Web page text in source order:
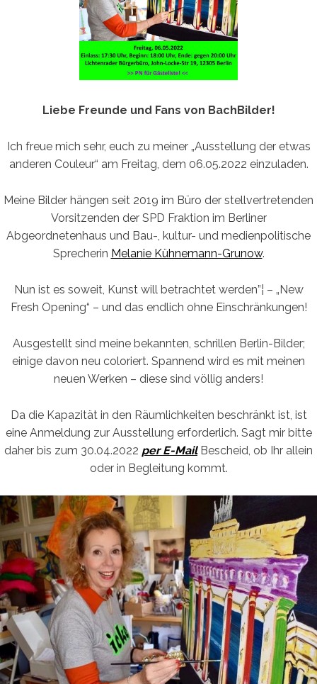
Liebe Freunde und Fans von BachBilder!
Ich freue mich sehr, euch zu meiner „Ausstellung der etwas
anderen Couleur“ am Freitag, dem 06.05.2022 einzuladen.
Meine Bilder hängen seit 2019 im Büro der stellvertretenden
Vorsitzenden der SPD Fraktion im Berliner
Abgeordnetenhaus und Bau-, kultur- und medienpolitische
Sprecherin Melanie Kühnemann-Grunow.
Nun ist es soweit, Kunst will betrachtet werden”¦ – „New
Fresh Opening“ – und das endlich ohne Einschränkungen!
Ausgestellt sind meine bekannten, schrillen Berlin-Bilder;
einige davon neu coloriert. Spannend wird es mit meinen
neuen Werken – diese sind völlig anders!
Da die Kapazität in den Räumlichkeiten beschränkt ist, ist
eine Anmeldung zur Ausstellung erforderlich. Sagt mir bitte
daher bis zum 30.04.2022 per E-MailBescheid, ob Ihr allein
oder in Begleitung kommt.